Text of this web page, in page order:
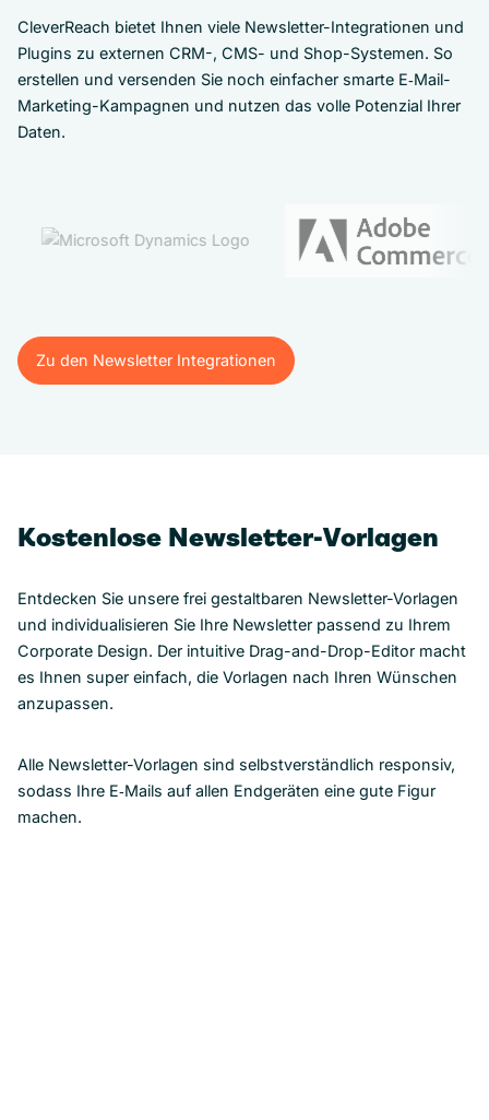
CleverReach bietet Ihnen viele Newsletter-Integrationen und
Plugins zu externen CRM-, CMS- und Shop-Systemen. So
erstellen und versenden Sie noch einfacher smarte E‑Mail-
Marketing-Kampagnen und nutzen das volle Potenzial Ihrer
Daten.
Zu den Newsletter Integrationen
Zu den Newsletter Integrationen
Kostenlose Newsletter-Vorlagen
Entdecken Sie unsere frei gestaltbaren Newsletter-Vorlagen
und individualisieren Sie Ihre Newsletter passend zu Ihrem
Corporate Design. Der intuitive Drag-and-Drop-Editor macht
es Ihnen super einfach, die Vorlagen nach Ihren Wünschen
anzupassen.
Alle Newsletter-Vorlagen sind selbstverständlich responsiv,
sodass Ihre E‑Mails auf allen Endgeräten eine gute Figur
machen.